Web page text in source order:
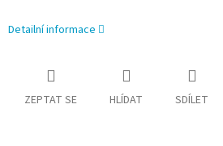
Detailní informace
ZEPTAT SE HLÍDAT SDÍLET